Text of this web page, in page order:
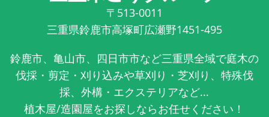
〒513-0011
三重県鈴鹿市高塚町広瀬野1451-495
鈴鹿市、亀山市、四日市市など三重県全域で庭木の
伐採・剪定・刈り込みや草刈り・芝刈り、特殊伐
採、外構・エクステリアなど...
植木屋/造園屋をお探しならお任せください！